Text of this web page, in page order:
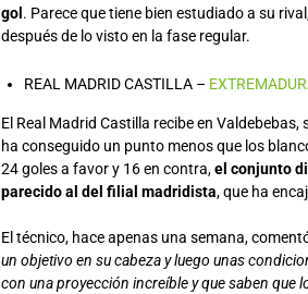
gol . Parece que tiene bien estudiado a su
después de lo visto en la fase regular.
REAL MADRID CASTILLA –
El Real Madrid Castilla recibe en
ha conseguido un punto menos que los
24 goles a favor y 16 en contra,el conjunto
parecido al del filial madridista, que ha
El técnico, hace apenas una semana,
un objetivo en su cabeza y luego unas
con una proyección increíble y que saben que